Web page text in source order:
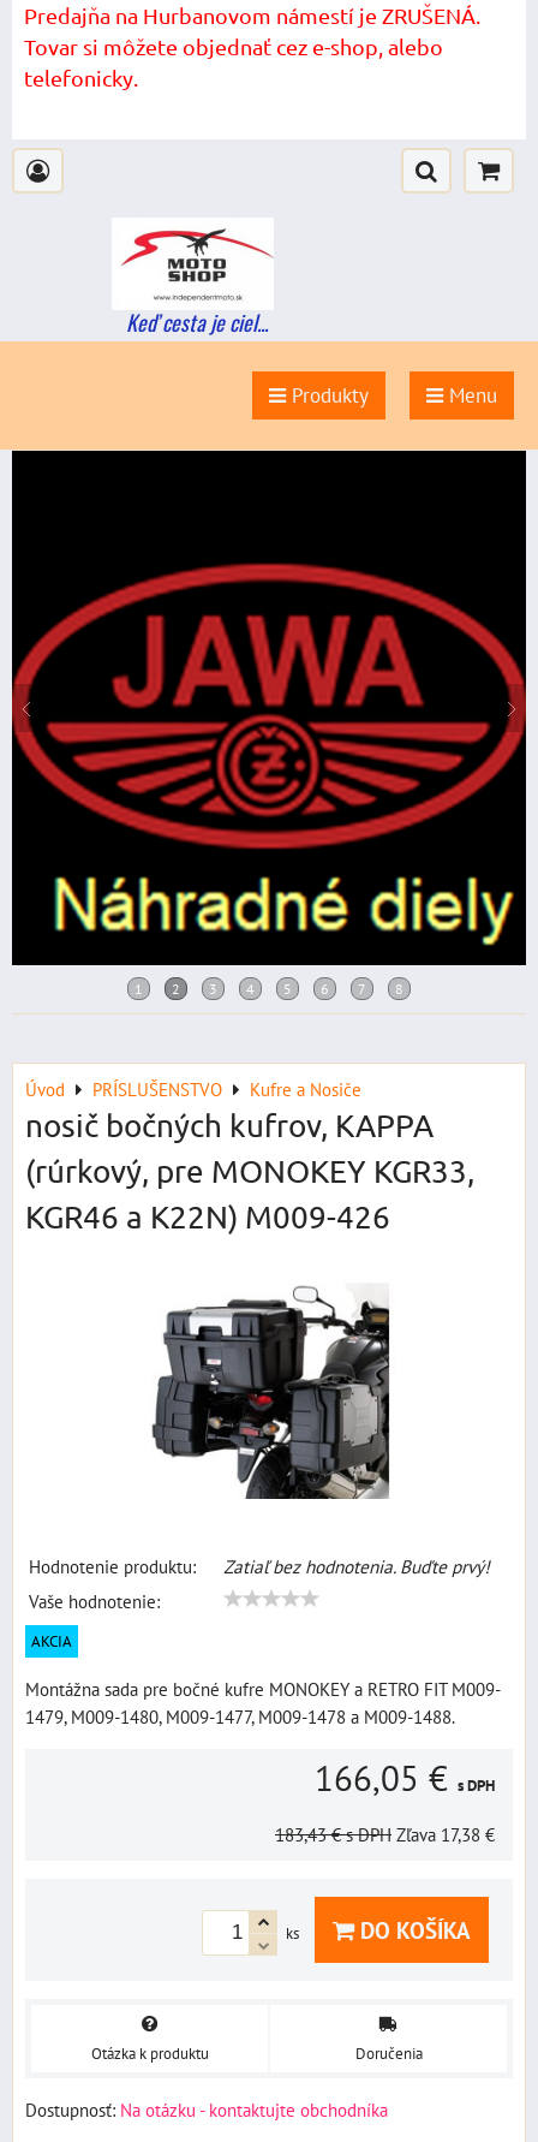
Predajňa na Hurbanovom námestí je ZRUŠENÁ.
Tovar si môžete objednať cez e-shop, alebo
telefonicky.
Keď cesta je ciel...
Produkty Menu
Úvod PRÍSLUŠENSTVO Kufre a Nosiče
nosič bočných kufrov, KAPPA
(rúrkový, pre MONOKEY KGR33,
KGR46 a K22N) M009-426
Hodnotenie produktu:
Zatiaľ bez hodnotenia. Buďte prvý!
Vaše hodnotenie:
AKCIA
Montážna sada pre bočné kufre MONOKEY a RETRO FIT M009-
1479, M009-1480, M009-1477, M009-1478 a M009-1488.
166,05 € s DPH
183,43 € s DPH Zľava 17,38 €
ks DO KOŠÍKA
Otázka k produktu Doručenia
Dostupnosť: Na otázku - kontaktujte obchodníka